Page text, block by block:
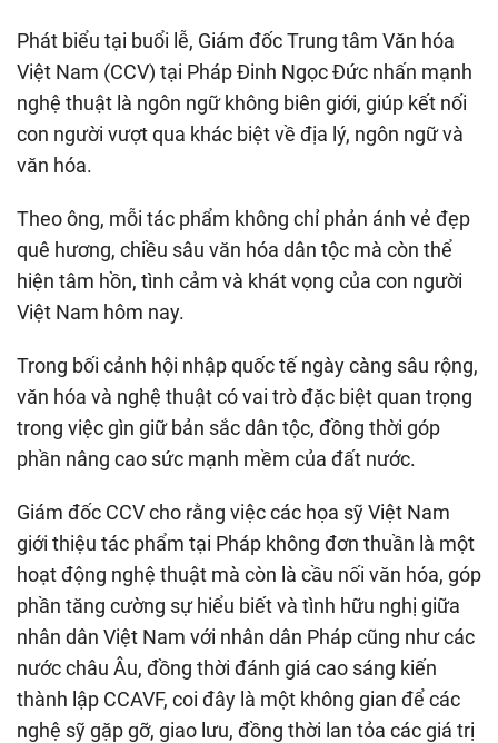
Phát biểu tại buổi lễ, Giám đốc Trung tâm Văn hóa
Việt Nam (CCV) tại Pháp Đinh Ngọc Đức nhấn mạnh
nghệ thuật là ngôn ngữ không biên giới, giúp kết nối
con người vượt qua khác biệt về địa lý, ngôn ngữ và
văn hóa.
Theo ông, mỗi tác phẩm không chỉ phản ánh vẻ đẹp
quê hương, chiều sâu văn hóa dân tộc mà còn thể
hiện tâm hồn, tình cảm và khát vọng của con người
Việt Nam hôm nay.
Trong bối cảnh hội nhập quốc tế ngày càng sâu rộng,
văn hóa và nghệ thuật có vai trò đặc biệt quan trọng
trong việc gìn giữ bản sắc dân tộc, đồng thời góp
phần nâng cao sức mạnh mềm của đất nước.
Giám đốc CCV cho rằng việc các họa sỹ Việt Nam
giới thiệu tác phẩm tại Pháp không đơn thuần là một
hoạt động nghệ thuật mà còn là cầu nối văn hóa, góp
phần tăng cường sự hiểu biết và tình hữu nghị giữa
nhân dân Việt Nam với nhân dân Pháp cũng như các
nước châu Âu, đồng thời đánh giá cao sáng kiến
thành lập CCAVF, coi đây là một không gian để các
nghệ sỹ gặp gỡ, giao lưu, đồng thời lan tỏa các giá trị